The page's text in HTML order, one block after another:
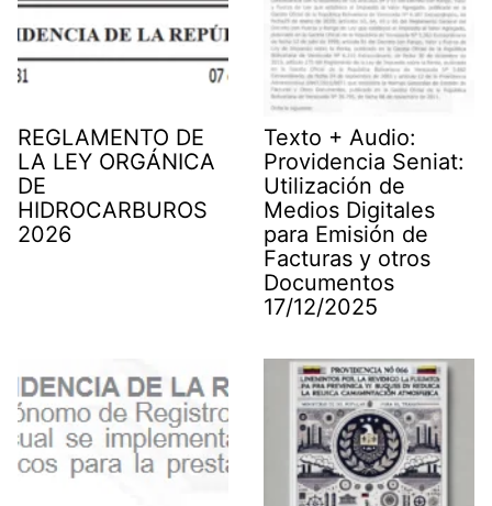
REGLAMENTO DE
LA LEY ORGÁNICA
DE
HIDROCARBUROS
2026
Texto + Audio:
Providencia Seniat:
Utilización de
Medios Digitales
para Emisión de
Facturas y otros
Documentos
17/12/2025